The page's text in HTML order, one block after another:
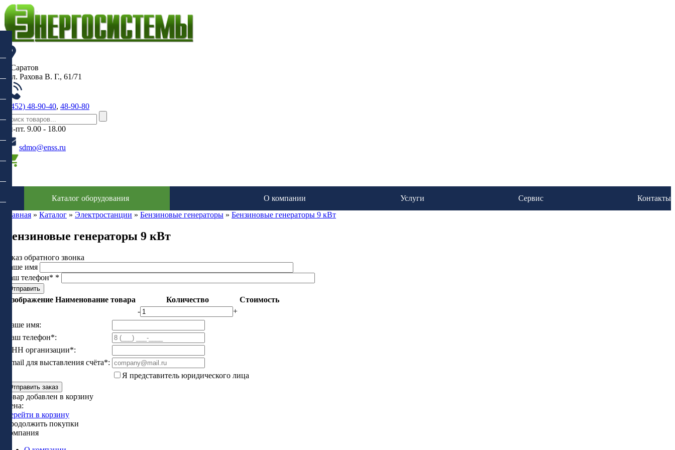
г. Саратов
, ул. Рахова В. Г., 61/71
(8452) 48-90-40, 48-90-80
пн-пт. 9.00 - 18.00
sdmo@enss.ru
Каталог оборудования О компании Услуги Сервис
Контакты
Главная » Каталог » Электростанции » Бензиновые генераторы » Бензиновые генераторы 9 кВт
Бензиновые генераторы 9 кВт
Заказ обратного звонка
Ваше имя
Ваш телефон* *
Изображение Наименование товара Количество
Стоимость
-
+
Ваше имя:
Ваш телефон*:
ИНН организации*:
Email для выставления счёта*:
Я представитель юридического лица
Отправить заказ
Товар добавлен в корзину
Цена:
Перейти в корзину
Продолжить покупки
Компания